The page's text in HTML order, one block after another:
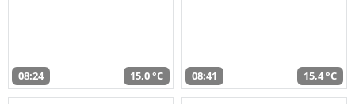
08:24 15,0 °C 08:41 15,4 °C